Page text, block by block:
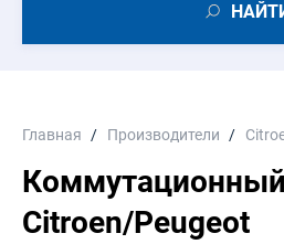
Главная Производители
Citroen/Peugeot